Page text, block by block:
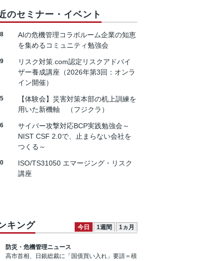
のセミナー・イベント
AIの危機管理コラボルーム企業の知恵
を集めるコミュニティ勉強会
リスク対策.com認定リスクアドバイ
ザー養成講座（2026年第3回：オンラ
イン開催）
【体験会】災害対策本部の机上訓練を
用いた新機軸 （フジクラ）
サイバー攻撃対応BCP実践勉強会～
NIST CSF 2.0で、止まらない会社を
つくる～
ISO/TS31050 エマージング・リスク
講座
キング 今日 1週間 1ヵ月
防災・危機管理ニュース
高市首相、日銀総裁に「国債買い入れ」要請＝積